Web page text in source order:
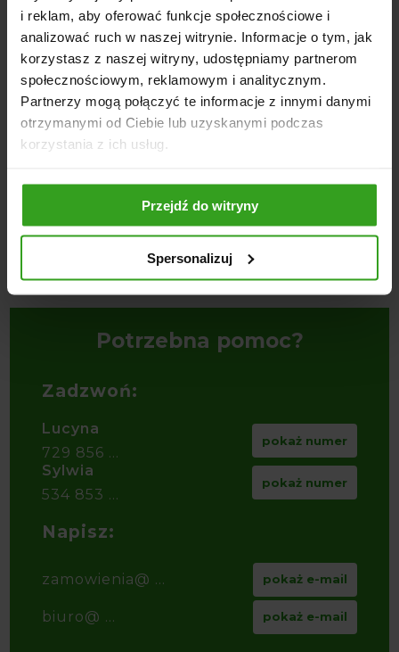
i reklam, aby oferować funkcje społecznościowe i
analizować ruch w naszej witrynie. Informacje o tym, jak
korzystasz z naszej witryny, udostępniamy partnerom
społecznościowym, reklamowym i analitycznym.
Partnerzy mogą połączyć te informacje z innymi danymi
otrzymanymi od Ciebie lub uzyskanymi podczas
korzystania z ich usług.
Przejdź do witryny
Spersonalizuj
4
2500,00zł
2890,00
Potrzebna pomoc?
Zadzwoń:
Lucyna
729 856 ...
pokaż numer
Sylwia
534 853 ...
pokaż numer
Napisz:
zamowienia@ ... pokaż e-mail
biuro@ ... pokaż e-mail